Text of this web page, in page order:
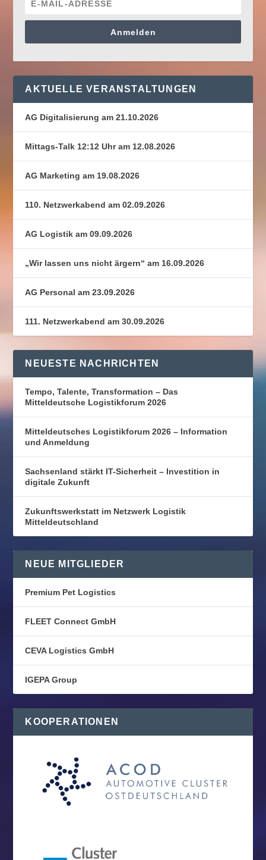
Anmelden
AKTUELLE VERANSTALTUNGEN
AG Digitalisierung am 21.10.2026
Mittags-Talk 12:12 Uhr am 12.08.2026
AG Marketing am 19.08.2026
110. Netzwerkabend am 02.09.2026
AG Logistik am 09.09.2026
„Wir lassen uns nicht ärgern“ am 16.09.2026
AG Personal am 23.09.2026
111. Netzwerkabend am 30.09.2026
NEUESTE NACHRICHTEN
Tempo, Talente, Transformation – Das
Mitteldeutsche Logistikforum 2026
Mitteldeutsches Logistikforum 2026 – Information
und Anmeldung
Sachsenland stärkt IT-Sicherheit – Investition in
digitale Zukunft
Zukunftswerkstatt im Netzwerk Logistik
Mitteldeutschland
NEUE MITGLIEDER
Premium Pet Logistics
FLEET Connect GmbH
CEVA Logistics GmbH
IGEPA Group
KOOPERATIONEN